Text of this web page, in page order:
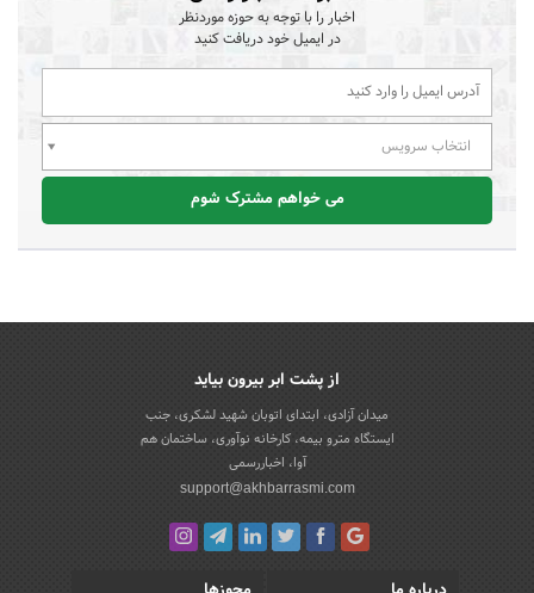
اخبار را با توجه به حوزه موردنظر
در ایمیل خود دریافت کنید
انتخاب سرویس
می خواهم مشترک شوم
از پشت ابر بیرون بیاید
میدان آزادی، ابتدای اتوبان شهید لشکری، جنب
ایستگاه مترو بیمه، کارخانه نوآوری، ساختمان هم
آوا، اخباررسمی
support@akhbarrasmi.com